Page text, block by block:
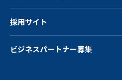
採用サイト
ビジネスパートナー募集